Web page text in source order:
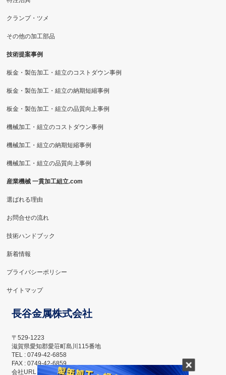
クランプ・ツメ
その他の加工部品
技術提案事例
板金・製缶加工・組立のコストダウン事例
板金・製缶加工・組立の納期短縮事例
板金・製缶加工・組立の品質向上事例
機械加工・組立のコストダウン事例
機械加工・組立の納期短縮事例
機械加工・組立の品質向上事例
産業機械 一貫加工組立.com
選ばれる理由
お問合せの流れ
技術ハンドブック
新着情報
プライバシーポリシー
サイトマップ
長谷金属株式会社
〒529-1223
滋賀県愛知郡愛荘町島川115番地
TEL : 0749-42-6858
FAX : 0749-42-6859
会社URL ： http://hasemetal.com/